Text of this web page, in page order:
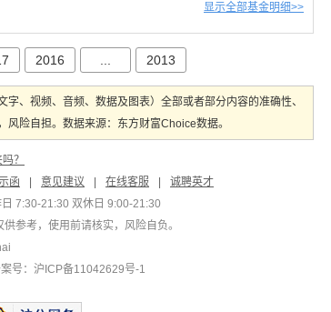
显示全部基金明细>>
2016 2013
、视频、音频、数据及图表）全部或者部分内容的准确性、
险自担。数据来源：东方财富Choice数据。
？
函 意见建议 在线客服
诚聘英才
7:30-21:30 双休日 9:00-21:30
参考，使用前请核实，风险自负。
案号：沪ICP备11042629号-1